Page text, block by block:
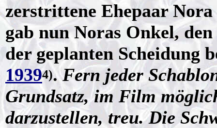
zerstrittene Ehepaar
gab nun Noras Onkel,
der geplanten
19394).Fern jeder
Grundsatz, im Film
darzustellen, treu. Die